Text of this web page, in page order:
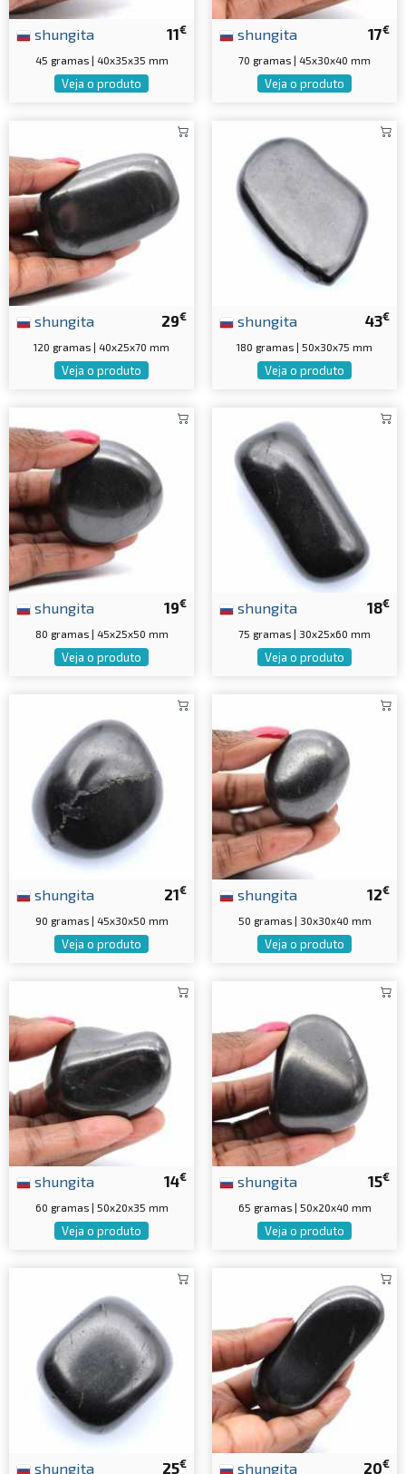
11€
shungita
45 gramas | 40x35x35 mm
Veja o produto
17€
shungita
70 gramas | 45x30x40 mm
Veja o produto
29€
shungita
120 gramas | 40x25x70 mm
Veja o produto
43€
shungita
180 gramas | 50x30x75 mm
Veja o produto
19€
shungita
80 gramas | 45x25x50 mm
Veja o produto
18€
shungita
75 gramas | 30x25x60 mm
Veja o produto
21€
shungita
90 gramas | 45x30x50 mm
Veja o produto
12€
shungita
50 gramas | 30x30x40 mm
Veja o produto
14€
shungita
60 gramas | 50x20x35 mm
Veja o produto
15€
shungita
65 gramas | 50x20x40 mm
Veja o produto
25€
shungita 20€
shungita